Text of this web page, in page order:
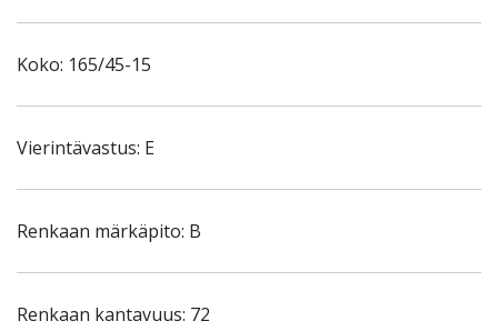
Koko: 165/45-15
Vierintävastus: E
Renkaan märkäpito: B
Renkaan kantavuus: 72